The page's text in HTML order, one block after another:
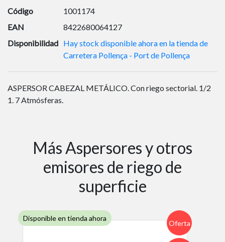
Código
1001174
EAN
8422680064127
Disponibilidad Hay stock disponible ahora en la tienda de
Carretera Pollença - Port de Pollença
ASPERSOR CABEZAL METÁLICO. Con riego sectorial. 1/2
1. 7 Atmósferas.
Más Aspersores y otros
emisores de riego de
superficie
Disponible en tienda ahora
Oferta